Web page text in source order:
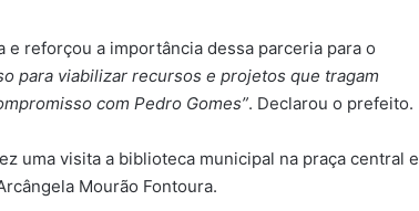
reforçou a importância dessa parceria para o
para viabilizar recursos e projetos que tragam
com Pedro Gomes”. Declarou o prefeito.
uma visita a biblioteca municipal na praça central e
Mourão Fontoura.